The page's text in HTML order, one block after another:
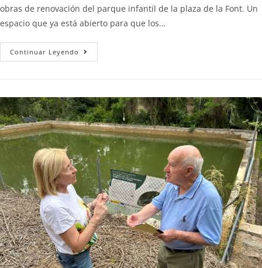
obras de renovación del parque infantil de la plaza de la Font. Un
espacio que ya está abierto para que los…
Continuar Leyendo